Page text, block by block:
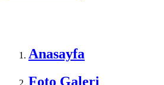
Anasayfa
Foto Galeri